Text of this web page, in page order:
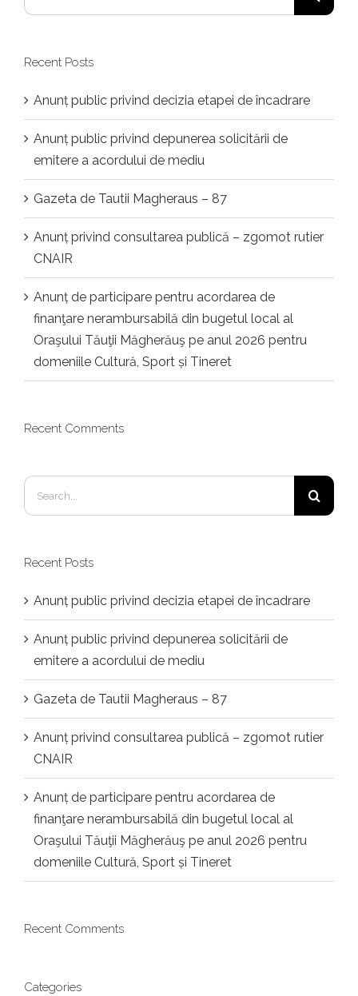
for:
Recent Posts
Anunț public privind decizia etapei de încadrare
Anunț public privind depunerea solicitării de
emitere a acordului de mediu
Gazeta de Tautii Magheraus – 87
Anunț privind consultarea publică – zgomot rutier
CNAIR
Anunț de participare pentru acordarea de
finanţare nerambursabilă din bugetul local al
Oraşului Tăuţii Măgherăuş pe anul 2026 pentru
domeniile Cultură, Sport și Tineret
Recent Comments
Search
for:
Recent Posts
Anunț public privind decizia etapei de încadrare
Anunț public privind depunerea solicitării de
emitere a acordului de mediu
Gazeta de Tautii Magheraus – 87
Anunț privind consultarea publică – zgomot rutier
CNAIR
Anunț de participare pentru acordarea de
finanţare nerambursabilă din bugetul local al
Oraşului Tăuţii Măgherăuş pe anul 2026 pentru
domeniile Cultură, Sport și Tineret
Recent Comments
Categories